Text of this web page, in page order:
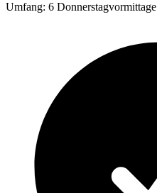
Umfang: 6 Donnerstagvormittage